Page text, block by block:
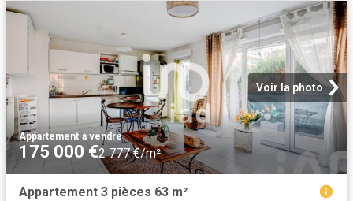
Voir la photo
Appartement·à vendre
175 000 €2 777 €/m²
Appartement 3 pièces 63 m²